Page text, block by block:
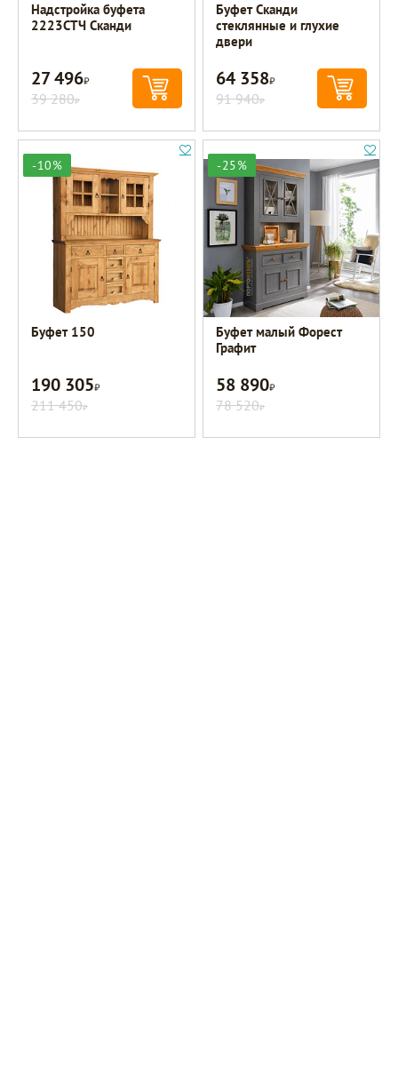
Надстройка буфета
2223СТЧ Сканди
27 496Р
39 280Р
Буфет Сканди
стеклянные и глухие
двери
64 358Р
91 940Р
-10%
Буфет 150
190 305Р
211 450Р
-25%
Буфет малый Форест
Графит
58 890Р
78 520Р